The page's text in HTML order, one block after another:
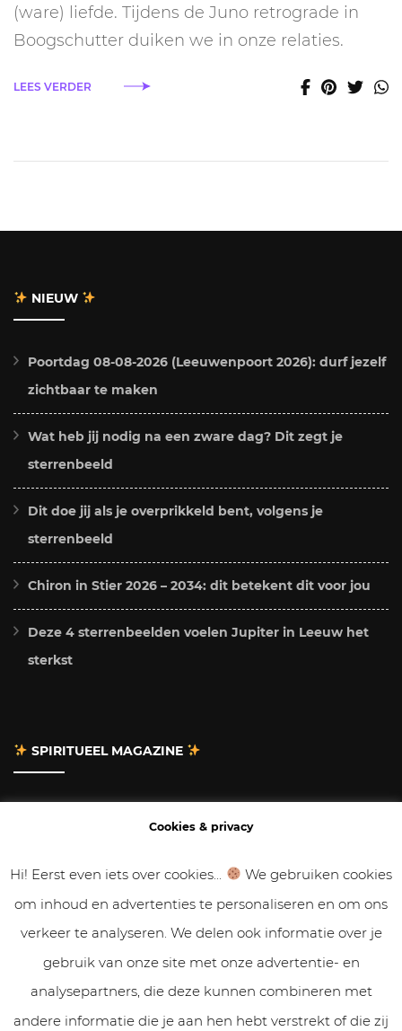
Boogschutter
(ware) liefde. Tijdens de Juno retrograde in
Boogschutter duiken we in onze relaties.
LEES VERDER
NIEUW
Poortdag 08-08-2026 (Leeuwenpoort 2026): durf jezelf
zichtbaar te maken
Wat heb jij nodig na een zware dag? Dit zegt je
sterrenbeeld
Dit doe jij als je overprikkeld bent, volgens je
sterrenbeeld
Chiron in Stier 2026 – 2034: dit betekent dit voor jou
Deze 4 sterrenbeelden voelen Jupiter in Leeuw het
sterkst
SPIRITUEEL MAGAZINE
Gastbloggen
Samenwerken
Cookies & Privacy
Cookies & privacy
Hi! Eerst even iets over cookies...
We gebruiken cookies
om inhoud en advertenties te personaliseren en om ons
verkeer te analyseren. We delen ook informatie over je
gebruik van onze site met onze advertentie- en
analysepartners, die deze kunnen combineren met
andere informatie die je aan hen hebt verstrekt of die zij